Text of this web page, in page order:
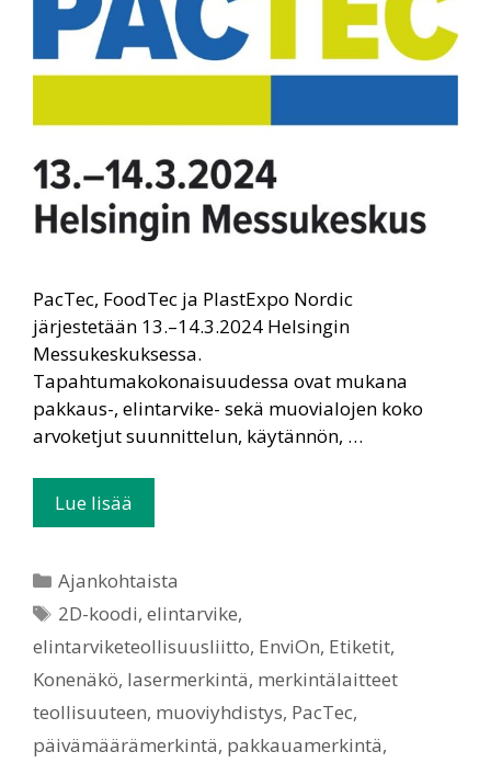
PacTec, FoodTec ja PlastExpo Nordic
järjestetään 13.–14.3.2024 Helsingin
Messukeskuksessa.
Tapahtumakokonaisuudessa ovat mukana
pakkaus-, elintarvike- sekä muovialojen koko
arvoketjut suunnittelun, käytännön, …
Lue lisää
Ajankohtaista
2D-koodi,elintarvike,
elintarviketeollisuusliitto, EnviOn, Etiketit,
Konenäkö, lasermerkintä, merkintälaitteet
teollisuuteen, muoviyhdistys, PacTec,
päivämäärämerkintä, pakkauamerkintä,